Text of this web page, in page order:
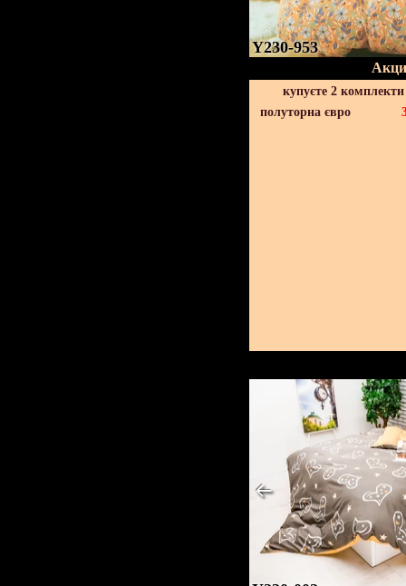
Y230-953
купуєте 2
полуторна євро